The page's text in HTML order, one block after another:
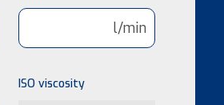
l/min
ISO viscosity